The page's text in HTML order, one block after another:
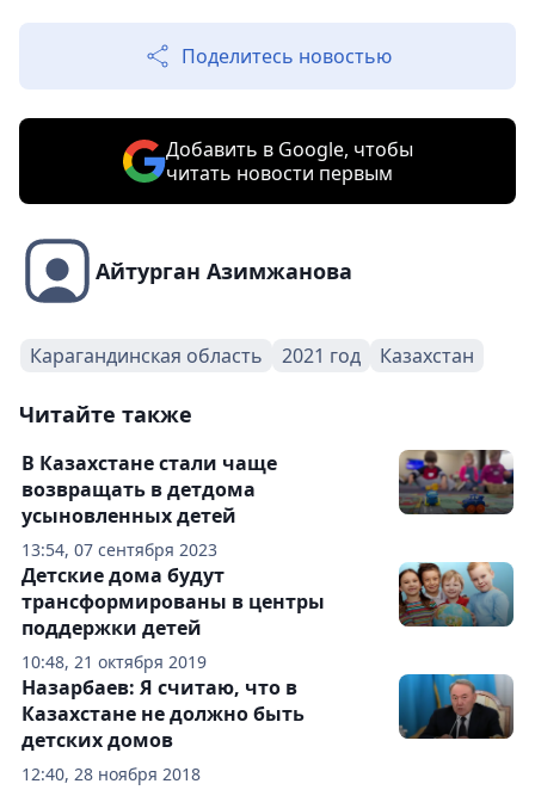
Поделитесь новостью
Добавить в Google, чтобы
читать новости первым
Айтурган Азимжанова
Карагандинская область 2021 год Казахстан
Читайте также
13:54, 07 сентября 2023
В Казахстане стали чаще
возвращать в детдома
усыновленных детей
10:48, 21 октября 2019
Детские дома будут
трансформированы в центры
поддержки детей
12:40, 28 ноября 2018
Назарбаев: Я считаю, что в
Казахстане не должно быть
детских домов